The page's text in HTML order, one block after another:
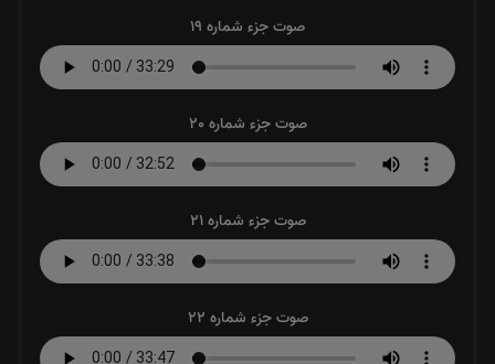
صوت جزء شماره 19
صوت جزء شماره 20
صوت جزء شماره 21
صوت جزء شماره 22